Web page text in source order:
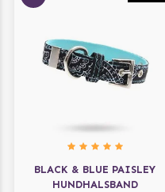
BLACK & BLUE PAISLEY
HUNDHALSBAND